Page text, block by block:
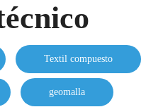
Textil compuesto
geomalla